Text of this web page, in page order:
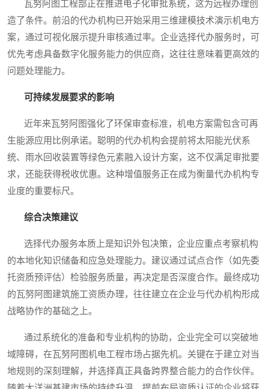
瓦努阿图工程部正在推进电子化审批系统，这为远程办理创
造了条件。前沿的代办机构已开始采用三维建模技术演示机电方
案，通过可视化展示提升审核通过率。企业选择代办服务时，可
优先考虑具备数字化服务能力的供应商，这往往意味着更高效的
问题处理能力。
可持续发展要求的影响
近年来瓦努阿图强化了环保审查标准，机电方案需包含可再
生能源应用比例承诺。聪明的代办机构会提前将太阳能光伏系
统、雨水回收装置等绿色元素融入设计方案，这不仅满足审批要
求，还能获得税收优惠。这种增值服务正在成为衡量代办机构专
业度的重要标尺。
综合决策建议
选择代办服务本质上是知识外包决策，企业应重点考察机构
的本地化知识储备和应急处理能力。建议通过试点合作（如先委
托资质预评估）检验服务质量，再决定是否深度合作。最终成功
的瓦努阿图建筑施工资质办理，往往建立在企业与代办机构形成
战略协作的基础之上。
通过系统化的准备和专业机构的协助，企业完全可以突破地
域障碍，在瓦努阿图机电工程市场占据先机。关键在于建立对当
地规则的深刻理解，并选择真正具备跨界整合能力的合作伙伴。